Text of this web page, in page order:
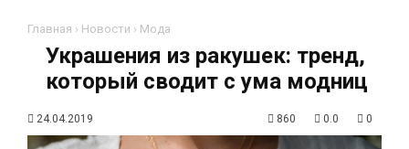
Главная › Новости › Мода
Украшения из ракушек: тренд,
который сводит с ума модниц
24.04.2019 860 0.0 0